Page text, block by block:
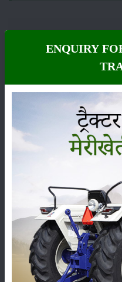
कीटनाशक
कृषि यंत्र
सम्पादकीय
ENQUIRY